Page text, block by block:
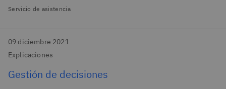
Servicio de asistencia
09 diciembre 2021
Explicaciones
Gestión de decisiones